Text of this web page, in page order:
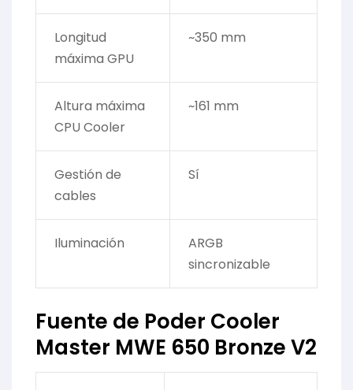
Longitud
máxima GPU
~350 mm
Altura máxima
CPU Cooler
~161 mm
Gestión de
cables
Sí
Iluminación
ARGB
sincronizable
Fuente de Poder Cooler
Master MWE 650 Bronze V2